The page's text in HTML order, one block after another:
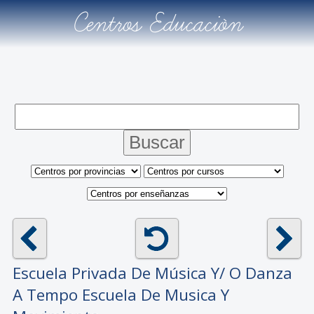
Centros Educación
Escuela Privada De Música Y/ O Danza
A Tempo Escuela De Musica Y